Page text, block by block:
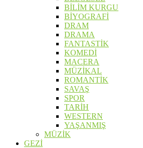
BİLİM KURGU
BİYOGRAFİ
DRAM
DRAMA
FANTASTİK
KOMEDİ
MACERA
MÜZİKAL
ROMANTİK
SAVAŞ
SPOR
TARİH
WESTERN
YAŞANMIŞ
MÜZİK
GEZİ